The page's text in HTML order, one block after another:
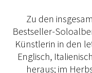
Zu den
Bestseller-
Künstlerin in den
Englisch,
heraus; im